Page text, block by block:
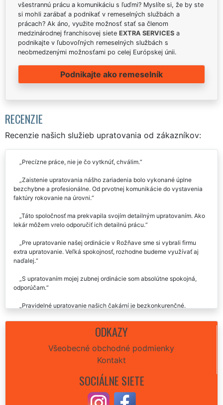
všestrannú prácu a komunikáciu s ľuďmi? Myslíte si, že by ste
si mohli zarábať a podnikať v remeselných službách a
prácach? Ak áno, využite možnosť stať sa členom
medzinárodnej franchisovej siete EXTRA SERVICES a
podnikajte v ľubovoľných remeselných službách s
neobmedzenými možnosťami po celej Európskej únii.
Podnikajte ako remeselník
RECENZIE
Recenzie našich služieb upratovania od zákazníkov:
Precízne práce, nie je čo vytknúť, chválim.
Zaistenie upratovania nášho zariadenia bolo vykonané úplne
bezchybne a profesionálne. Od prvotnej komunikácie do vystavenia
faktúry rokovanie na úrovni.
Táto spoločnosť ma prekvapila svojím detailným upratovaním. Ako
lekár môžem vrelo odporučiť ich detailnú prácu.
Pre upratovanie našej ordinácie v Rožňave sme si vybrali firmu
extra upratovanie. Veľká spokojnosť, rozhodne budeme využívať aj
naďalej.
S upratovaním mojej zubnej ordinácie som absolútne spokojná,
odporúčam.
Pravidelné upratovanie našich čakární je bezkonkurenčné.
ODKAZY
Všeobecné obchodné podmienky
Kontakt
SOCIÁLNE SIETE